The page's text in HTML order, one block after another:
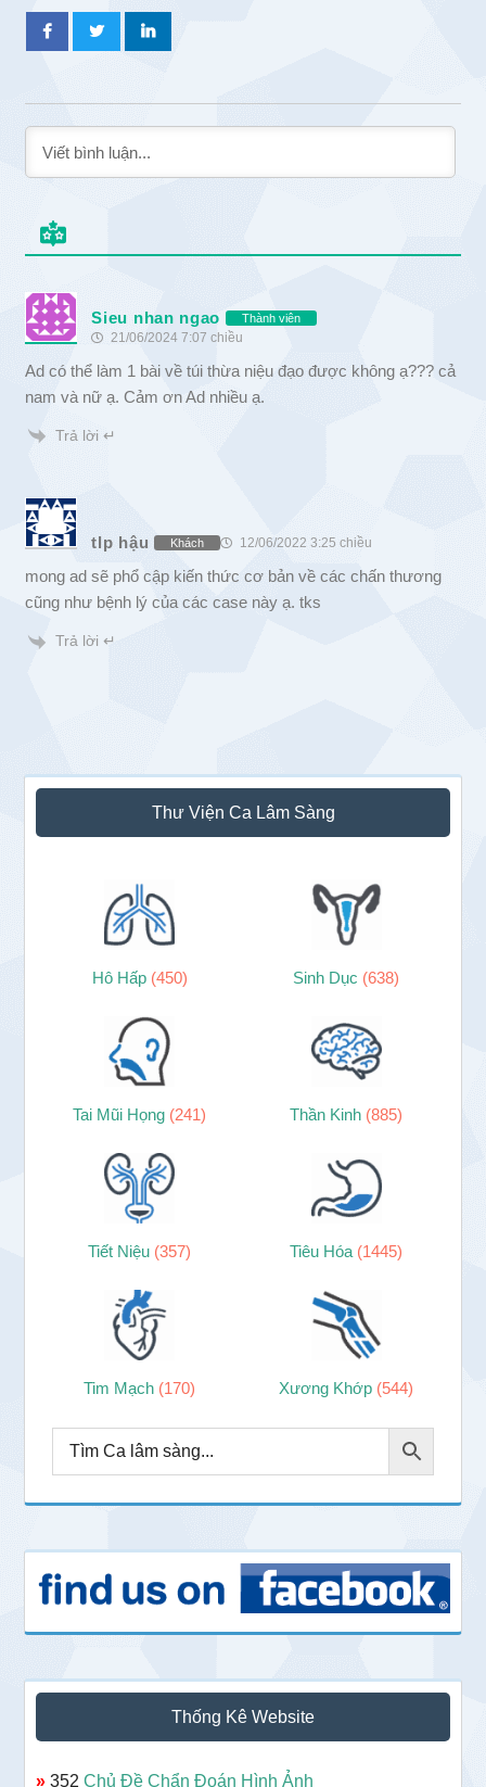
Sieu nhan ngao Thành viên
21/06/2024 7:07 chiều
Ad có thể làm 1 bài về túi thừa niệu đạo được không ạ??? cả
nam và nữ ạ. Cảm ơn Ad nhiều ạ.
Trả lời ↵
tlp hậu Khách 12/06/2022 3:25 chiều
mong ad sẽ phổ cập kiến thức cơ bản về các chấn thương
cũng như bệnh lý của các case này ạ. tks
Trả lời ↵
Sidebar
chính
Thư Viện Ca Lâm Sàng
Hô Hấp (450) Sinh Dục (638)
Tai Mũi Họng (241) Thần Kinh (885)
Tiết Niệu (357) Tiêu Hóa (1445)
Tim Mạch (170) Xương Khớp (544)
Thống Kê Website
» 352Chủ Đề Chẩn Đoán Hình Ảnh